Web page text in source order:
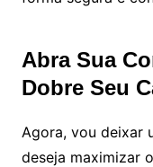
Abra Sua
Dobre Seu
Agora, vou deixar
deseja maximizar